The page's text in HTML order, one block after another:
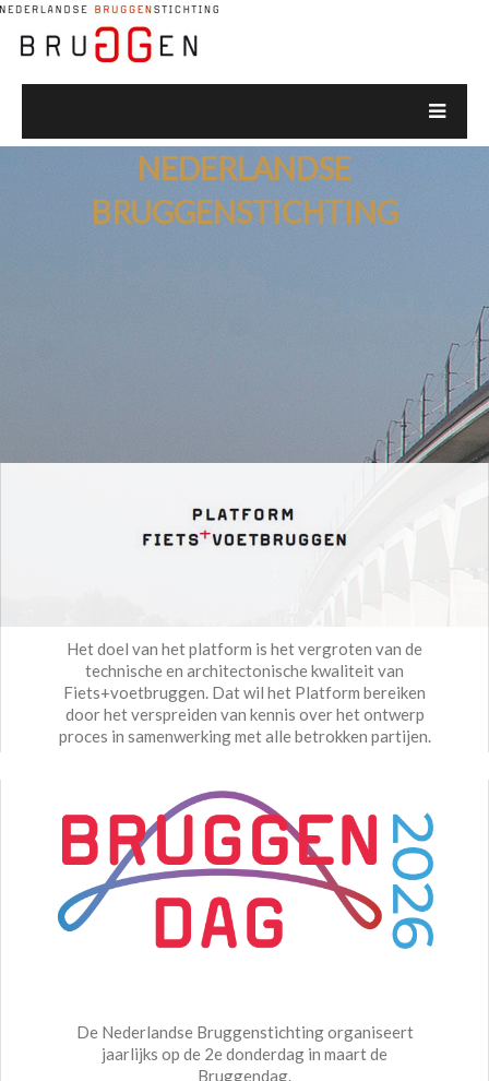
NEDERLANDSE
BRUGGENSTICHTING
Het doel van het platform is het vergroten van de
technische en architectonische kwaliteit van
Fiets+voetbruggen. Dat wil het Platform bereiken
door het verspreiden van kennis over het ontwerp
proces in samenwerking met alle betrokken partijen.
De Nederlandse Bruggenstichting organiseert
jaarlijks op de 2e donderdag in maart de
Bruggendag.